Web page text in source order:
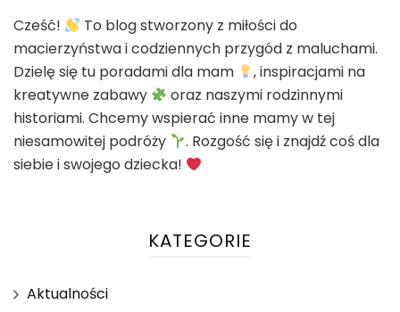
Cześć!
To blog stworzony z miłości do
macierzyństwa i codziennych przygód z maluchami.
Dzielę się tu poradami dla mam
, inspiracjami na
kreatywne zabawy
oraz naszymi rodzinnymi
historiami. Chcemy wspierać inne mamy w tej
niesamowitej podróży
. Rozgość się i znajdź coś dla
siebie i swojego dziecka!
KATEGORIE
Aktualności